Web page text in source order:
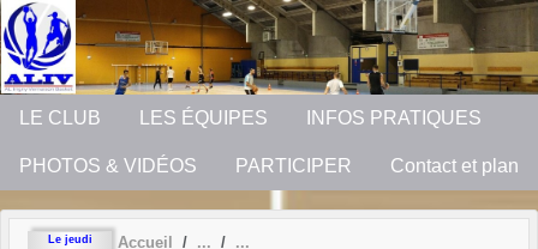
LE CLUB LES ÉQUIPES INFOS PRATIQUES
PHOTOS & VIDÉOS PARTICIPER Contact et plan
Le jeudi
Accueil
Panneau de gestion des cookies